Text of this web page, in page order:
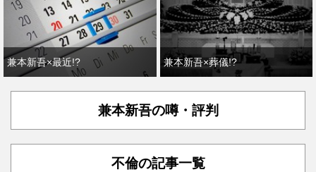
兼本新吾×最近!? 兼本新吾×葬儀!?
兼本新吾の噂・評判
不倫の記事一覧